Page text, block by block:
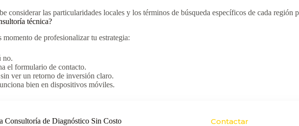
considerar las particularidades locales y los términos de búsqueda específicos de cada región
técnica?
de profesionalizar tu estrategia:
no.
el formulario de contacto.
ver un retorno de inversión claro.
bien en dispositivos móviles.
Consultoría de Diagnóstico Sin Costo Contactar